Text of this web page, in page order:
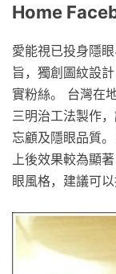
Home
愛能視已投身隱
旨，獨創圖紋設
實粉絲。 台灣在
三明治工法製作
忘顧及隱眼品質
上後效果較為顯
眼風格，建議可